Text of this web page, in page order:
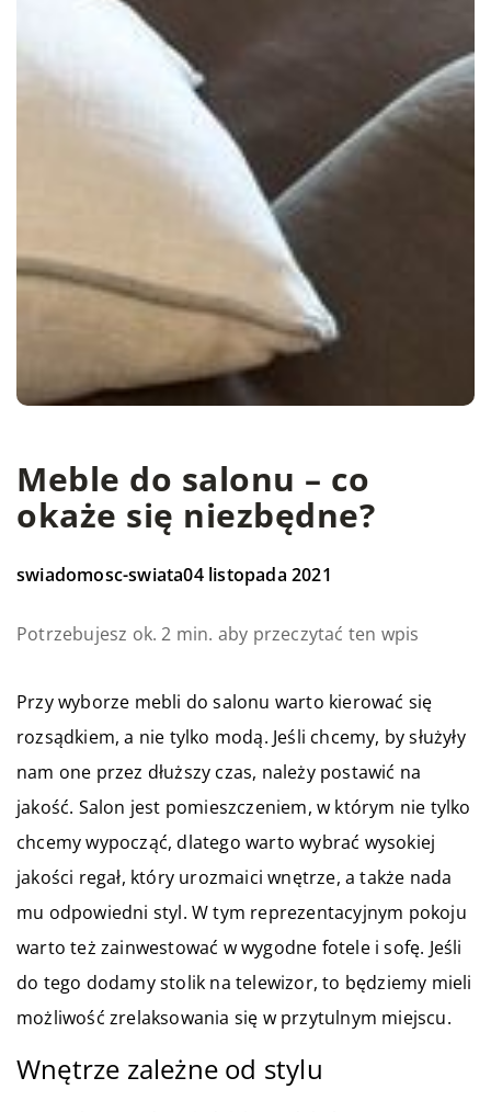
Meble do salonu – co
okaże się niezbędne?
swiadomosc-swiata04 listopada 2021
Potrzebujesz ok. 2 min. aby przeczytać ten wpis
Przy wyborze mebli do salonu warto kierować się
rozsądkiem, a nie tylko modą. Jeśli chcemy, by służyły
nam one przez dłuższy czas, należy postawić na
jakość. Salon jest pomieszczeniem, w którym nie tylko
chcemy wypocząć, dlatego warto wybrać wysokiej
jakości regał, który urozmaici wnętrze, a także nada
mu odpowiedni styl. W tym reprezentacyjnym pokoju
warto też zainwestować w wygodne fotele i sofę. Jeśli
do tego dodamy stolik na telewizor, to będziemy mieli
możliwość zrelaksowania się w przytulnym miejscu.
Wnętrze zależne od stylu